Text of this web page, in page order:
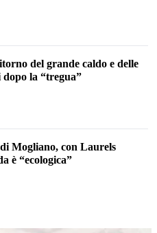
del grande caldo e delle
la “tregua”
Mogliano, con Laurels
è “ecologica”